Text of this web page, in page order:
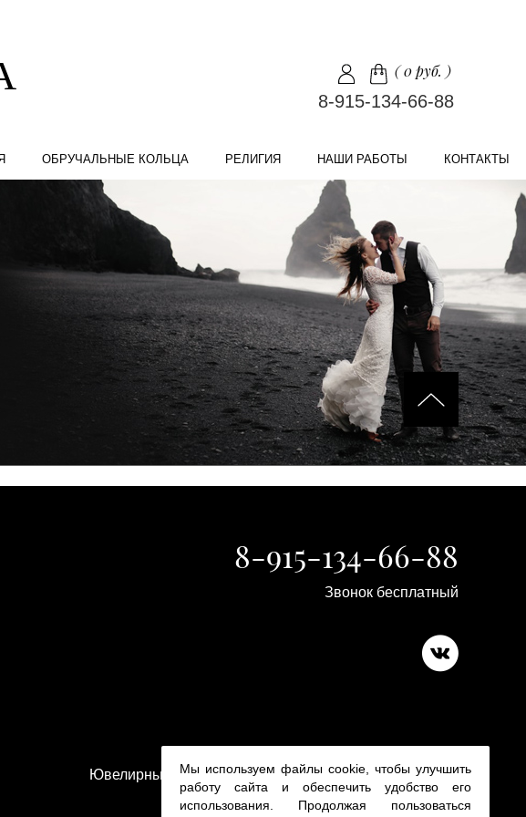
(0 руб. )
8-915-134-66-88
ОБРУЧАЛЬНЫЕ КОЛЬЦА РЕЛИГИЯ НАШИ РАБОТЫ КОНТАКТЫ
8-915-134-66-88
Звонок бесплатный
Ювелирные изделия в ювелирном магазине Platina 24
Мы используем файлы cookie, чтобы улучшить
работу сайта и обеспечить удобство его
использования. Продолжая пользоваться